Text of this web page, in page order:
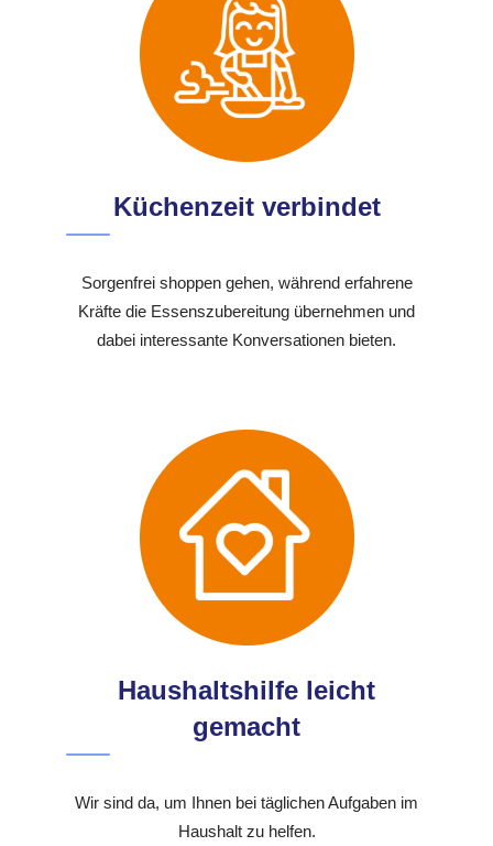
Küchenzeit verbindet
Sorgenfrei shoppen gehen, während erfahrene
Kräfte die Essenszubereitung übernehmen und
dabei interessante Konversationen bieten.
Haushaltshilfe leicht
gemacht
Wir sind da, um Ihnen bei täglichen Aufgaben im
Haushalt zu helfen.